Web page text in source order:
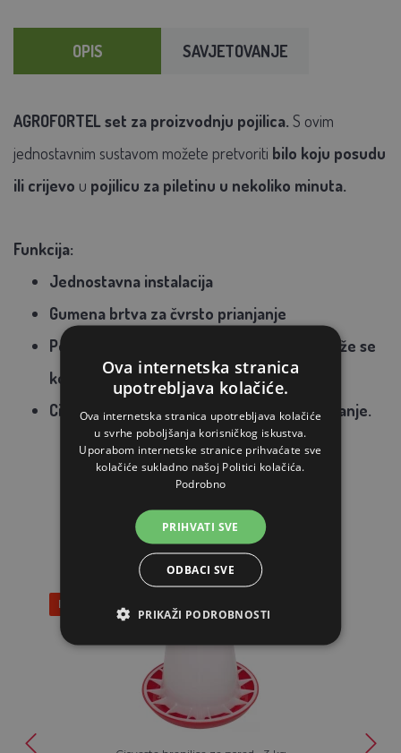
OPIS SAVJETOVANJE
AGROFORTEL set za proizvodnju pojilica. S ovim
jednostavnim sustavom možete pretvoriti bilo koju posudu
ili crijevo u pojilicu za piletinu u nekoliko minuta.
Funkcija:
Jednostavna instalacija
Gumena brtva za čvrsto prianjanje
Posuda za vodu nije uključena u paket. Može se
koristiti bilo koji spremnik.
Cijena za set od 5 spojnica i 1 alat za odvrtanje.
POVEZANI ARTIKLI
Popust 14%
Ova internetska stranica
upotrebljava kolačiće.
Ova internetska stranica upotrebljava kolačiće
u svrhe poboljšanja korisničkog iskustva.
Uporabom internetske stranice prihvaćate sve
kolačiće sukladno našoj Politici kolačića.
Podrobno
PRIHVATI SVE
ODBACI SVE
PRIKAŽI PODROBNOSTI